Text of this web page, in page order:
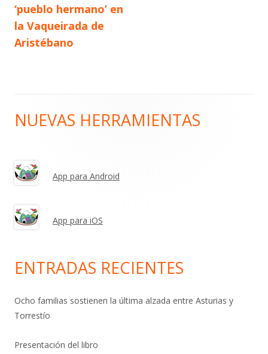
entradas
‘pueblo hermano’ en
la Vaqueirada de
Aristébano
Barra
principal
NUEVAS HERRAMIENTAS
App para Android
App para iOS
ENTRADAS RECIENTES
Ocho familias sostienen la última alzada entre Asturias y
Torrestío
Presentación del libro